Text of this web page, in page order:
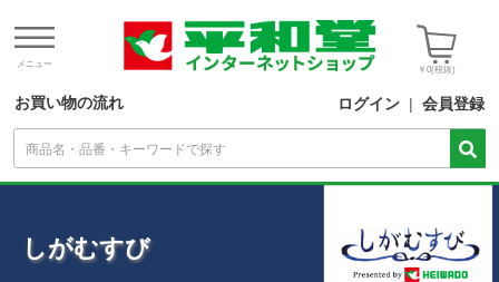
メニュー
￥0(税抜)
お買い物の流れ ログイン | 会員登録
しがむすび